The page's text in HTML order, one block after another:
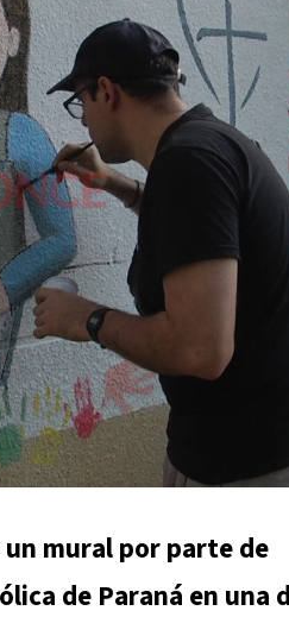
mural por parte de
de Paraná en una